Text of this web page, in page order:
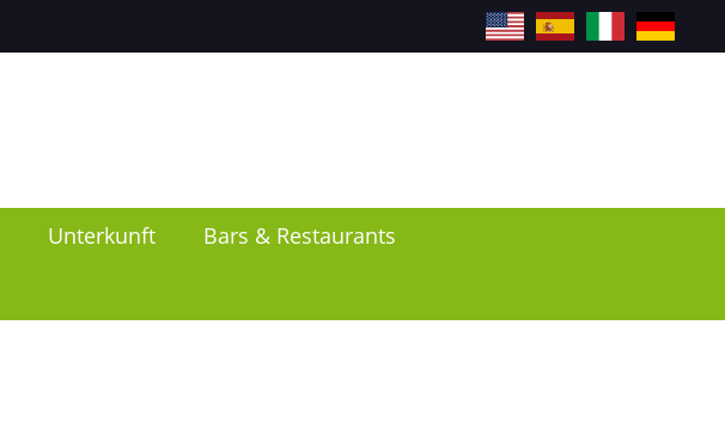
Unterkunft
Bars & Restaurants